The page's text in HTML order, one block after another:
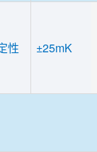
性 ±25mK